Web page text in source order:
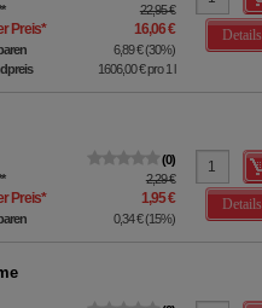
22,95 €
Preis* 16,06 €
6,89 €(30%)
1606,00 €pro 1 l
Details
0
2,29 €
Preis* 1,95 €
0,34 €(15%)
Details